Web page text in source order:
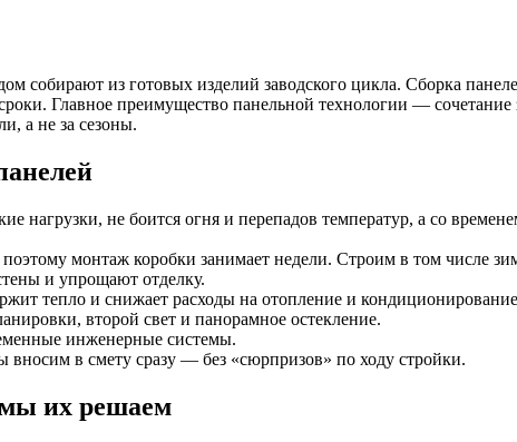
из готовых изделий заводского цикла. Сборка
Главное преимущество панельной технологии — сочетание
а не за сезоны.
нагрузки, не боится огня и перепадов температур, а со
поэтому монтаж коробки занимает недели. Строим в том числе
и упрощают отделку.
тепло и снижает расходы на отопление и
второй свет и панорамное остекление.
инженерные системы.
в смету сразу — без «сюрпризов» по ходу стройки.
их решаем